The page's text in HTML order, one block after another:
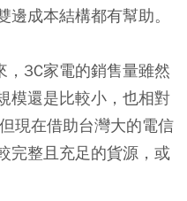
成本結構都有幫助。
，3C家電的銷售量雖然
模還是比較小，也相對
現在借助台灣大的電信
完整且充足的貨源，或